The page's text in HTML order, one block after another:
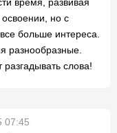
освоении, но с
больше интереса.
разнообразные.
слова!
07:45